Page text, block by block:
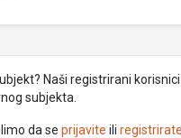
Naši registrirani
subjekta.
da se prijavite ili registrirate